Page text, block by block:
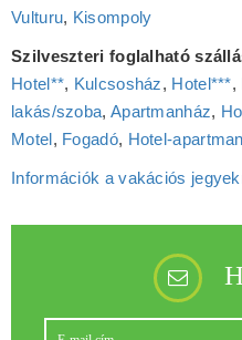
Vulturu, Kisompoly
Szilveszteri foglalható
Hotel**, Kulcsosház, Hotel***,
lakás/szoba, Apartmanház,
Motel, Fogadó, Hotel‑apartman
Információk a vakációs